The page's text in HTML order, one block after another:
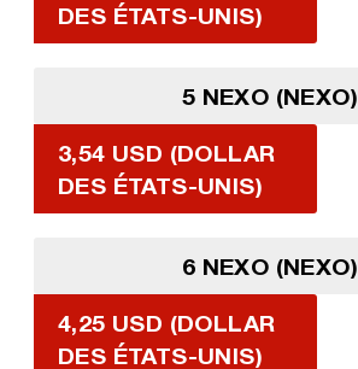
DES ÉTATS-UNIS)
5 NEXO (NEXO)
3,54 USD (DOLLAR
DES ÉTATS-UNIS)
6 NEXO (NEXO)
4,25 USD (DOLLAR
DES ÉTATS-UNIS)